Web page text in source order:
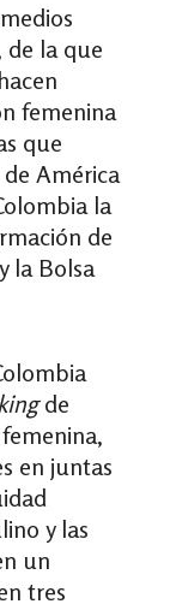
de la que
femenina
que
América
la
de
la Bolsa
de
en juntas
y las
un
tres